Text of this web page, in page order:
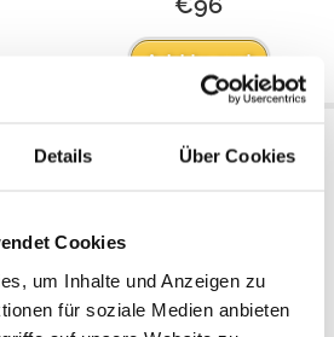
Details Über Cookies
Cookies
um Inhalte und Anzeigen zu
für soziale Medien anbieten
€96
Add to cart
Disc Brake Service Kit, Front